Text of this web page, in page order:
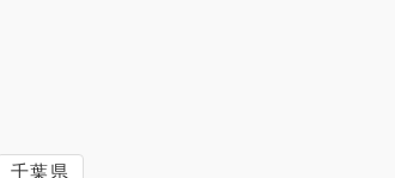
千葉県